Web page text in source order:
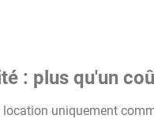
: plus qu'un
uniquement